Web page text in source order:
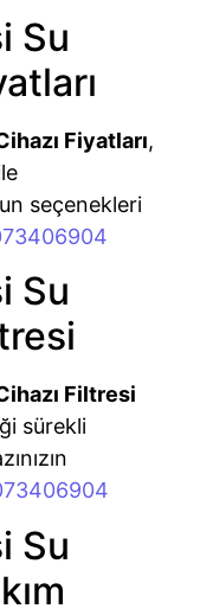
Su
Fiyatları,
seçenekleri
Su
Filtresi
sürekli
Su